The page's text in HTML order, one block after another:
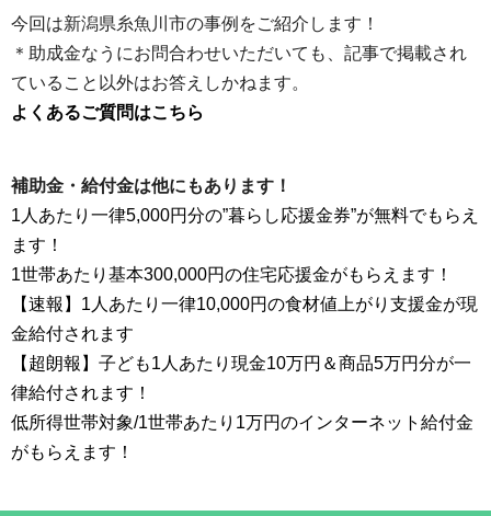
今回は新潟県糸魚川市の事例をご紹介します！
＊助成金なうにお問合わせいただいても、記事で掲載され
ていること以外はお答えしかねます。
よくあるご質問はこちら
補助金・給付金は他にもあります！
1人あたり一律5,000円分の”暮らし応援金券”が無料でもらえ
ます！
1世帯あたり基本300,000円の住宅応援金がもらえます！
【速報】1人あたり一律10,000円の食材値上がり支援金が現
金給付されます
【超朗報】子ども1人あたり現金10万円＆商品5万円分が一
律給付されます！
低所得世帯対象/1世帯あたり1万円のインターネット給付金
がもらえます！